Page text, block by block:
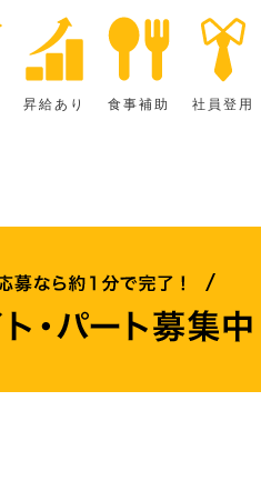
昇給あり 食事補助 社員登用